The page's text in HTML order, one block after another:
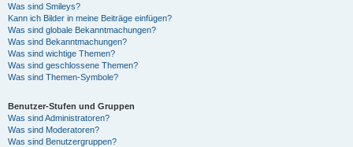
Was sind Smileys?
Kann ich Bilder in meine Beiträge einfügen?
Was sind globale Bekanntmachungen?
Was sind Bekanntmachungen?
Was sind wichtige Themen?
Was sind geschlossene Themen?
Was sind Themen-Symbole?
Benutzer-Stufen und Gruppen
Was sind Administratoren?
Was sind Moderatoren?
Was sind Benutzergruppen?